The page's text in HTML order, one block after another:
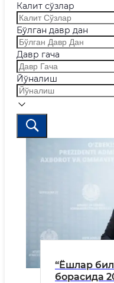
Калит сўзлар
Бўлган давр дан
Давр гача
Йўналиш
“Ёшлар
борасида